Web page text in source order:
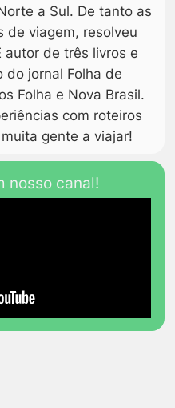
a Sul. De tanto as
de viagem, resolveu
autor de três livros e
do jornal Folha de
Folha e Nova Brasil.
com roteiros
gente a viajar!
nosso canal!